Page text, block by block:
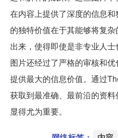
在内容上提供了深度的信息
的独特价值在于其能够将复
出来，使得即使是非专业人
图片还经过了严格的审核和
提供最大的信息价值。通过
获取到最准确、最前沿的资
显得尤为重要。